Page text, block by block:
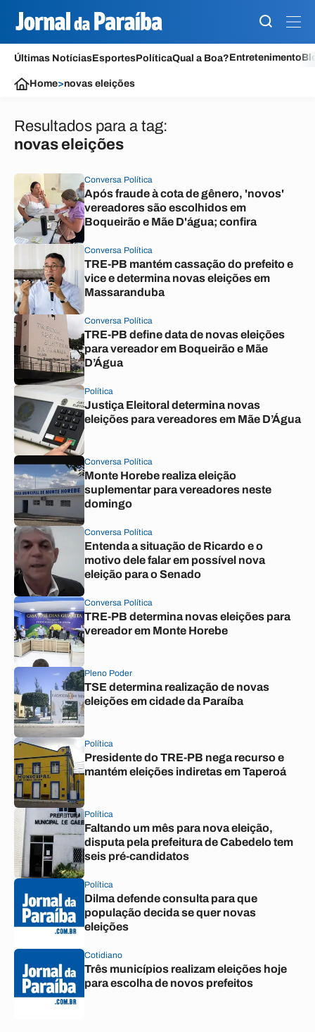
Últimas NotíciasEsportesPolíticaQual a Boa?Entretenimento
Home>novas eleições
Resultados para a tag:
novas eleições
Conversa Política
Após fraude à cota de gênero, 'novos'
vereadores são escolhidos em
Boqueirão e Mãe D'água; confira
Conversa Política
TRE-PB mantém cassação do prefeito e
vice e determina novas eleições em
Massaranduba
Conversa Política
TRE-PB define data de novas eleições
para vereador em Boqueirão e Mãe
D’Água
Política
Justiça Eleitoral determina novas
eleições para vereadores em Mãe D’Água
Conversa Política
Monte Horebe realiza eleição
suplementar para vereadores neste
domingo
Conversa Política
Entenda a situação de Ricardo e o
motivo dele falar em possível nova
eleição para o Senado
Conversa Política
TRE-PB determina novas eleições para
vereador em Monte Horebe
Pleno Poder
TSE determina realização de novas
eleições em cidade da Paraíba
Política
Presidente do TRE-PB nega recurso e
mantém eleições indiretas em Taperoá
Política
Faltando um mês para nova eleição,
disputa pela prefeitura de Cabedelo tem
seis pré-candidatos
Política
Dilma defende consulta para que
população decida se quer novas
eleições
Cotidiano
Três municípios realizam eleições hoje
para escolha de novos prefeitos